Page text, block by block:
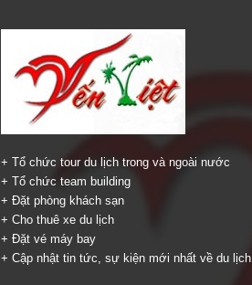
+ Tổ chức tour du lịch trong và ngoài nước
+ Tổ chức team building
+ Đặt phòng khách sạn
+ Cho thuê xe du lịch
+ Đặt vé máy bay
+ Cập nhật tin tức, sự kiện mới nhất về du lịch